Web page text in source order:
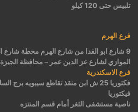
تلبيس حتى 120 كيلو
فرع الهرم
9 شارع ابو الفدا من شارع الهرم محطة شارع
الموازي لشارع عز الدين عمر – محافظة الجيزة
فرع الاسكندرية
فكتوريا 25 ش ابن منقذ تقاطع سيبويه
فيكتوريا
ناصية مستشفى الثغر أمام قسم المنتزه